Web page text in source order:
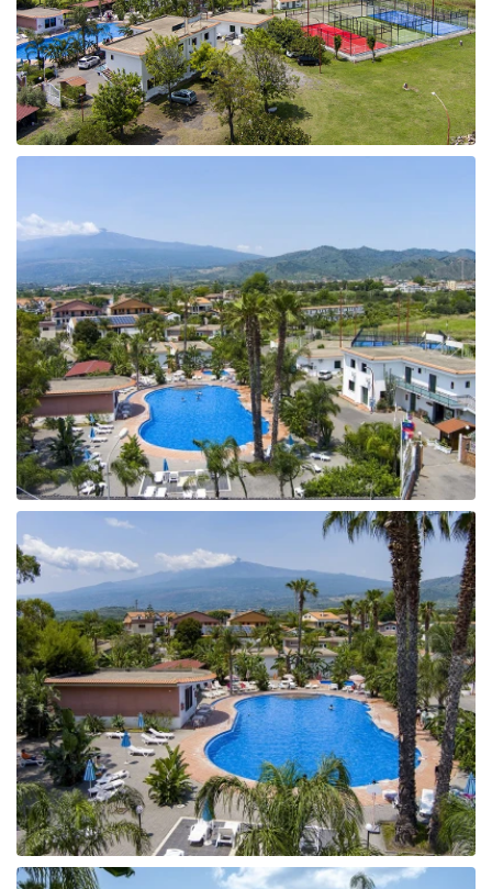
Taizeme
Turcija
Apvienotie Arābu Emirāti
Itālija
Dominikānas Republika
Vjetnama
Tanzānija
Bulgārija
Melnkalne
Šrilanka
Tunisija
Albānija